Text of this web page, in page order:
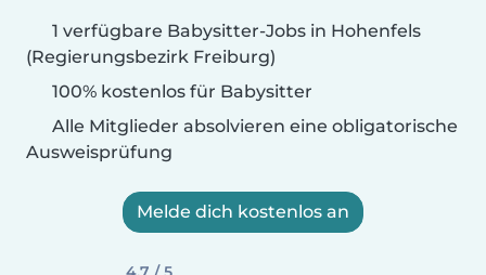
1 verfügbare Babysitter-Jobs in Hohenfels
(Regierungsbezirk Freiburg)
100% kostenlos für Babysitter
Alle Mitglieder absolvieren eine obligatorische
Ausweisprüfung
Melde dich kostenlos an